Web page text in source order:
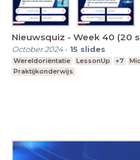
Nieuwsquiz - Week 40 (20
October 2024- 15 slides
Wereldoriëntatie LessonUp +7
Praktijkonderwijs